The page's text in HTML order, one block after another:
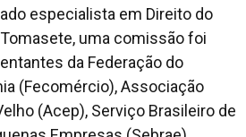
especialista em Direito do
uma comissão foi
da Federação do
(Fecomércio), Associação
(Acep), Serviço Brasileiro de